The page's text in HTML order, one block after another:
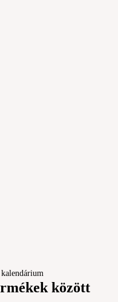
között